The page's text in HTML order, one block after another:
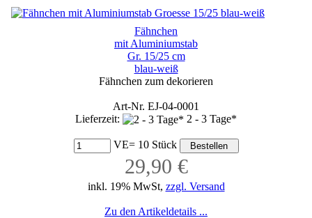
Fähnchen
mit Aluminiumstab
Gr. 15/25 cm
blau-weiß
Fähnchen zum dekorieren
Art-Nr. EJ-04-0001
Lieferzeit:
2 - 3 Tage*
VE= 10 Stück
29,90 €
inkl. 19% MwSt, zzgl. Versand
Zu den Artikeldetails ...